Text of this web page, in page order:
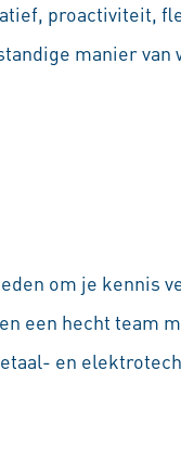
proactiviteit,
manier
om je kennis
een hecht team
en